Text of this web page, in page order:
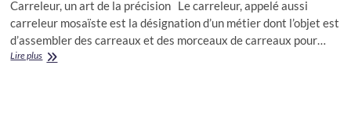
Carreleur, un art de la précision Le carreleur, appelé aussi
carreleur mosaïste est la désignation d’un métier dont l’objet est
d’assembler des carreaux et des morceaux de carreaux pour…
Lire plusCarreleur